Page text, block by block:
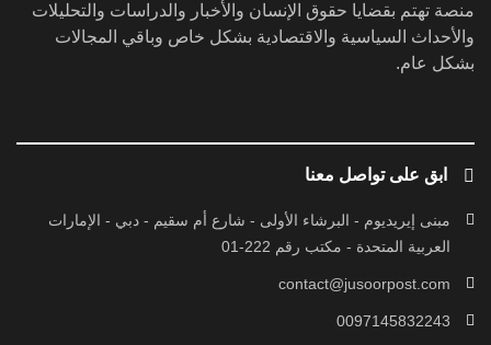
منصة تهتم بقضايا حقوق الإنسان والأخبار والدراسات والتحليلات
والأحداث السياسية والاقتصادية بشكل خاص وباقي المجالات
بشكل عام.
ابق على تواصل معنا
مبنى إيريديوم - البرشاء الأولى - شارع أم سقيم - دبي - الإمارات
العربية المتحدة - مكتب رقم 222-01
contact@jusoorpost.com
0097145832243